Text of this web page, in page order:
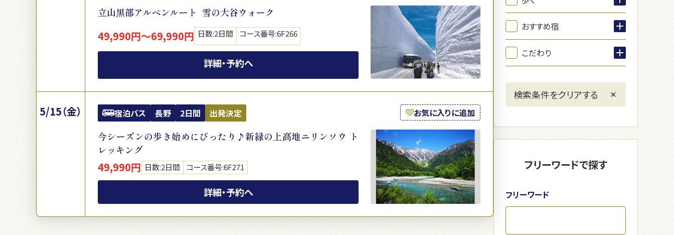
立山黒部アルペンルート 雪の大谷ウォーク
49,990円～69,990円 日数:2日間 コース番号:6F266
詳細・予約へ
5/15（金） 宿泊バス 長野 2日間 出発決定 お気に入りに追加
今シーズンの歩き始めにぴったり♪新緑の上高地ニリンソウ ト
レッキング
49,990円 日数:2日間 コース番号:6F271
詳細・予約へ
おすすめ宿
こだわり
フリーワードで探す
フリーワード